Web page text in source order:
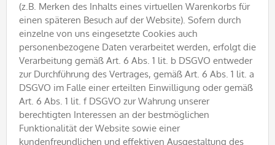
(z.B. Merken des Inhalts eines virtuellen Warenkorbs für
einen späteren Besuch auf der Website). Sofern durch
einzelne von uns eingesetzte Cookies auch
personenbezogene Daten verarbeitet werden, erfolgt die
Verarbeitung gemäß Art. 6 Abs. 1 lit. b DSGVO entweder
zur Durchführung des Vertrages, gemäß Art. 6 Abs. 1 lit. a
DSGVO im Falle einer erteilten Einwilligung oder gemäß
Art. 6 Abs. 1 lit. f DSGVO zur Wahrung unserer
berechtigten Interessen an der bestmöglichen
Funktionalität der Website sowie einer
kundenfreundlichen und effektiven Ausgestaltung des